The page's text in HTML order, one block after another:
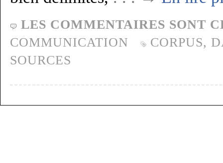
LES COMMENTAIRES SONT
COMMUNICATION
CORPUS,
SOURCES